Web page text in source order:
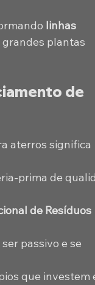
linhas
plantas
de
aterros significa
prima de
de Resíduos
passivo e se
que investem